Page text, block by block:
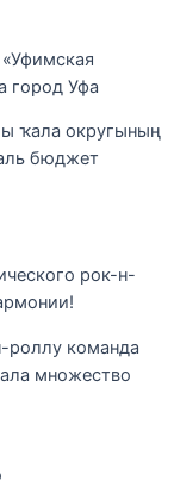
город Уфа
ҡала округының
бюджет
рок-н-
роллу команда
множество